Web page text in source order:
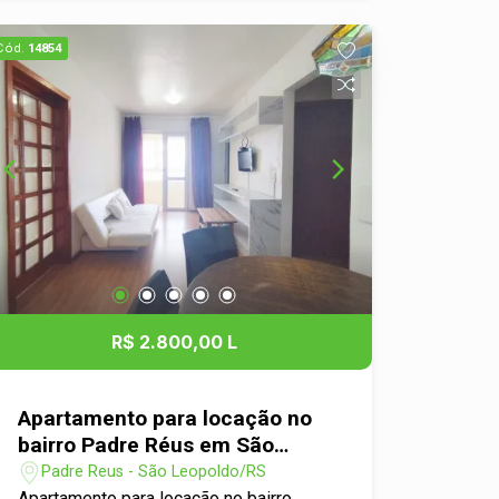
de estar é integrada à sala de jantar,
criando um ambiente espaçoso e
acolhedor. Ambos os quartos são bem
iluminados e incluem armários
embutidos. O banheiro é completo, com
box de vidro e móvel para pia. Além
disso, o apartamento oferece uma vaga
de garagem. O condomínio é amplo e
conta com área de lazer, piscina, salão
de festas e portaria remota. Localizado
no bairro Santo André, em uma área
serviços, proporcionando facilidade de
14854
R$ 2.800,00 L
Apartamento para locação no
bairro Padre Réus em São
Leopoldo!
Padre Reus - São Leopoldo/RS